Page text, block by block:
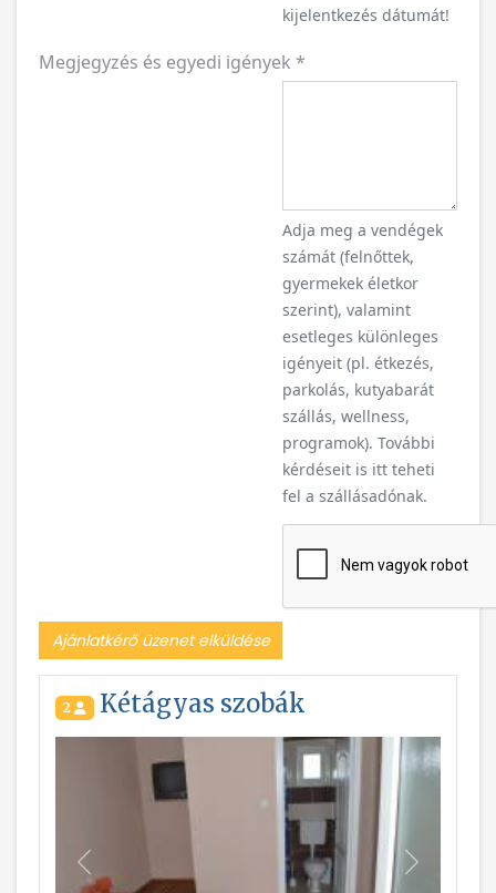
kijelentkezés dátumát!
Megjegyzés és egyedi igények *
Adja meg a vendégek
számát (felnőttek,
gyermekek életkor
szerint), valamint
esetleges különleges
igényeit (pl. étkezés,
parkolás, kutyabarát
szállás, wellness,
programok). További
kérdéseit is itt teheti
fel a szállásadónak.
Ajánlatkérő üzenet elküldése
2 Kétágyas szobák
Vissza